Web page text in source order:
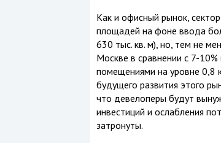
Как и офисный рынок,
площадей на фоне ввода
630 тыс. кв. м), но, тем не
Москве в сравнении с 7-10%
помещениями на уровне 0,8
будущего развития этого
что девелоперы будут
инвестиций и ослабления
затронуты.